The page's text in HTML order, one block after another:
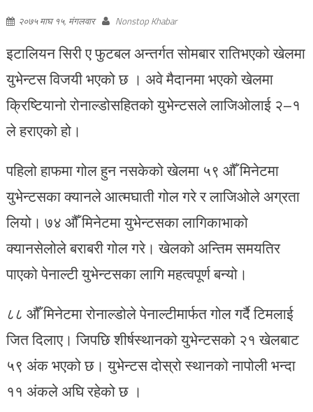
२०७५ माघ १५, मंगलवार Nonstop Khabar
इटालियन सिरी ए फुटबल अन्तर्गत सोमबार रातिभएको खेलमा
युभेन्टस विजयी भएको छ । अवे मैदानमा भएको खेलमा
क्रिष्टियानो रोनाल्डोसहितको युभेन्टसले लाजिओलाई २–१
ले हराएको हो।
पहिलो हाफमा गोल हुन नसकेको खेलमा ५९ औँ मिनेटमा
युभेन्टसका क्यानले आत्मघाती गोल गरे र लाजिओले अग्रता
लियो। ७४ औँ मिनेटमा युभेन्टसका लागिकाभाको
क्यानसेलोले बराबरी गोल गरे। खेलको अन्तिम समयतिर
पाएको पेनाल्टी युभेन्टसका लागि महत्वपूर्ण बन्यो।
८८ औँ मिनेटमा रोनाल्डोले पेनाल्टीमार्फत गोल गर्दै टिमलाई
जित दिलाए। जिपछि शीर्षस्थानको युभेन्टसको २१ खेलबाट
५९ अंक भएको छ। युभेन्टस दोस्रो स्थानको नापोली भन्दा
११ अंकले अघि रहेको छ ।